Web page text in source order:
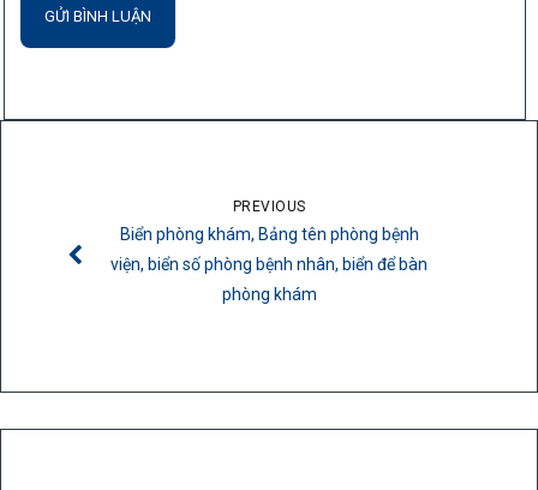
PREVIOUS
Biển phòng khám, Bảng tên phòng bệnh
viện, biển số phòng bệnh nhân, biển để bàn
phòng khám